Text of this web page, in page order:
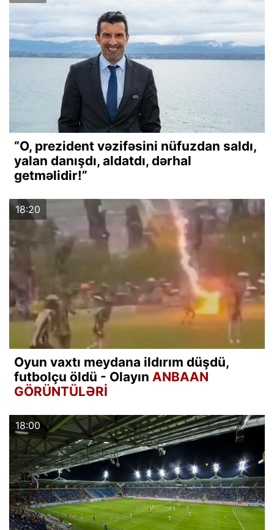
“O, prezident vəzifəsini nüfuzdan saldı,
yalan danışdı, aldatdı, dərhal
getməlidir!”
18:20
Oyun vaxtı meydana ildırım düşdü,
futbolçu öldü - Olayın ANBAAN
GÖRÜNTÜLƏRİ
18:00